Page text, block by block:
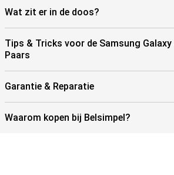
Wat zit er in de doos?
Tips & Tricks voor de Samsung Galaxy
Paars
Garantie & Reparatie
Waarom kopen bij Belsimpel?